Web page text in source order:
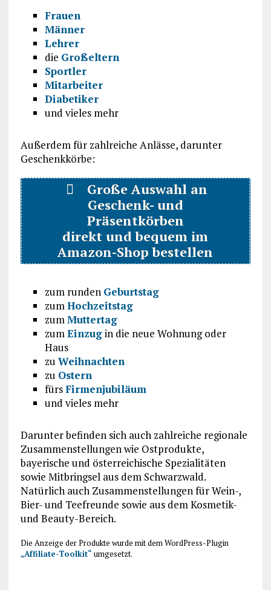
Frauen
Männer
Lehrer
die Großeltern
Sportler
Mitarbeiter
Diabetiker
und vieles mehr
Außerdem für zahlreiche Anlässe, darunter
Geschenkkörbe:
Große Auswahl an
Geschenk- und
Präsentkörben
direkt und bequem im
Amazon-Shop bestellen
zum runden Geburtstag
zum Hochzeitstag
zum Muttertag
zum Einzugin die neue Wohnung oder
Haus
zu Weihnachten
zu Ostern
fürsFirmenjubiläum
und vieles mehr
Darunter befinden sich auch zahlreiche regionale
Zusammenstellungen wie Ostprodukte,
bayerische und österreichische Spezialitäten
sowie Mitbringsel aus dem Schwarzwald.
Natürlich auch Zusammenstellungen für Wein-,
Bier- und Teefreunde sowie aus dem Kosmetik-
und Beauty-Bereich.
Die Anzeige der Produkte wurde mit dem WordPress-Plugin
„Affiliate-Toolkit“ umgesetzt.